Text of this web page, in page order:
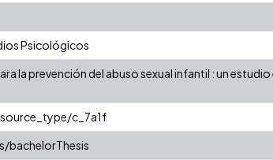
Psicológicos
la prevención del abuso sexual infantil : un
c_7a1f
bachelorThesis